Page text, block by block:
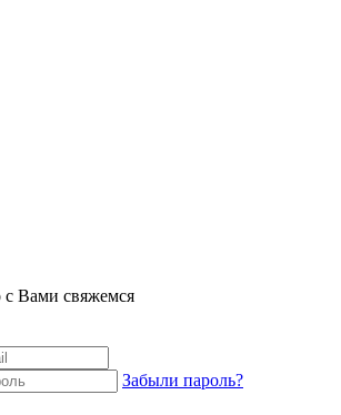
Вами свяжемся
Забыли пароль?